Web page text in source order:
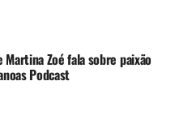
Martina Zoé fala sobre paixão
Podcast